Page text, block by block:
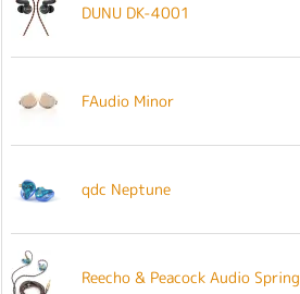
DUNU DK-4001
FAudio Minor
qdc Neptune
Reecho & Peacock Audio Spring